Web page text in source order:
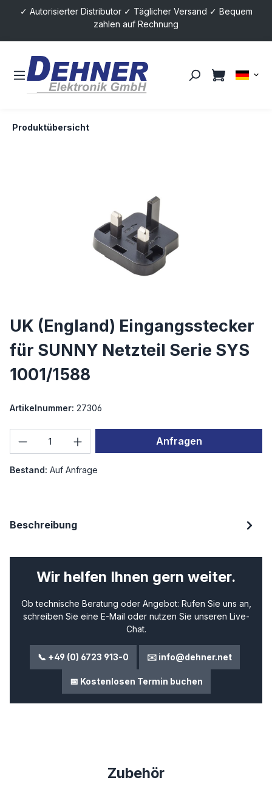
springen
✓ Autorisierter Distributor ✓ Täglicher Versand ✓ Bequem
zahlen auf Rechnung
Produktübersicht
UK (England) Eingangsstecker
für SUNNY Netzteil Serie SYS
1001/1588
Artikelnummer: 27306
Produkt Anzahl: Gib den gewünschten
Anfragen
Bestand: Auf Anfrage
Beschreibung
Wir helfen Ihnen gern weiter.
Ob technische Beratung oder Angebot: Rufen Sie uns an,
schreiben Sie eine E-Mail oder nutzen Sie unseren Live-
Chat.
📞 +49 (0) 6723 913-0 ✉️ info@dehner.net
📅 Kostenlosen Termin buchen
Produktgalerie überspringenZubehör